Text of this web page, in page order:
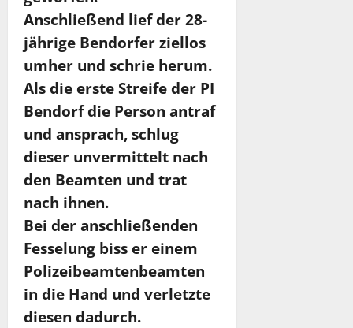
Anschließend lief der 28-
jährige Bendorfer ziellos
umher und schrie herum.
Als die erste Streife der PI
Bendorf die Person antraf
und ansprach, schlug
dieser unvermittelt nach
den Beamten und trat
nach ihnen.
Bei der anschließenden
Fesselung biss er einem
Polizeibeamtenbeamten
in die Hand und verletzte
diesen dadurch.